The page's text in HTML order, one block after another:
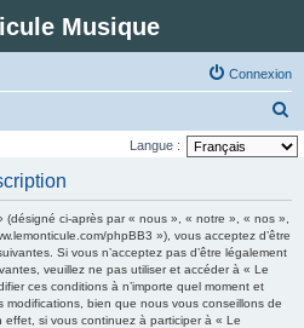
Musique
Connexion
e
Langue :
ci-après par « nous », « notre », « nos »,
phpBB3 »), vous acceptez d’être
Si vous n’acceptez pas d’être légalement
veuillez ne pas utiliser et accéder à « Le
ces conditions à n’importe quel moment et
bien que nous vous conseillons de
effet, si vous continuez à participer à « Le